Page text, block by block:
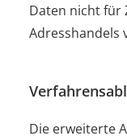
Daten nicht für
Adresshandels
Die erweiterte